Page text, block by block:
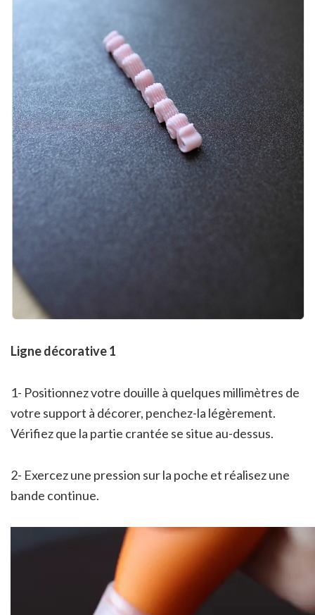
Ligne décorative 1
1- Positionnez votre douille à quelques millimètres de
votre support à décorer, penchez-la légèrement.
Vérifiez que la partie crantée se situe au-dessus.
2- Exercez une pression sur la poche et réalisez une
bande continue.